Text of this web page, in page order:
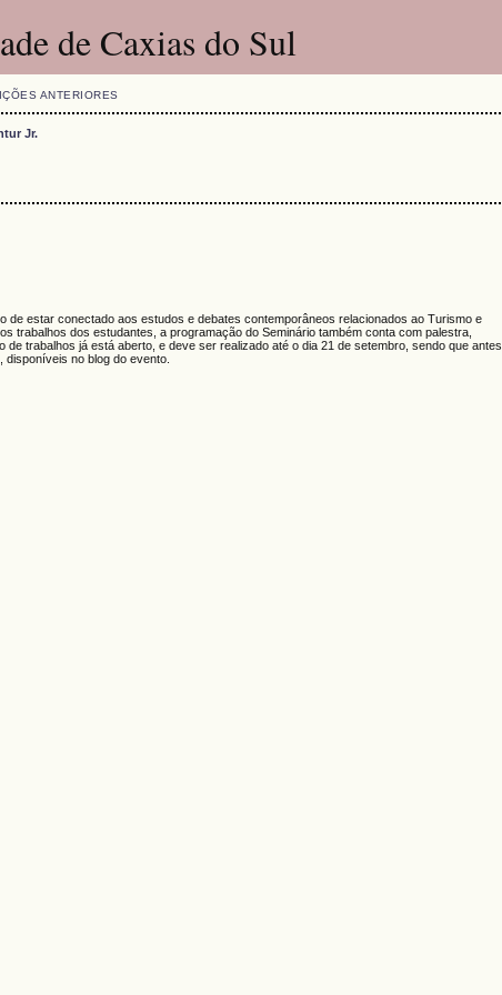
de Caxias do Sul
ANTERIORES
Jr.
estar conectado aos estudos e debates contemporâneos relacionados ao Turismo e
trabalhos dos estudantes, a programação do Seminário também conta com palestra,
trabalhos já está aberto, e deve ser realizado até o dia 21 de setembro, sendo que antes
no blog do evento.